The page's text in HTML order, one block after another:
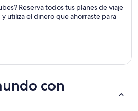
Reserva todos tus planes de viaje
utiliza el dinero que ahorraste para
con